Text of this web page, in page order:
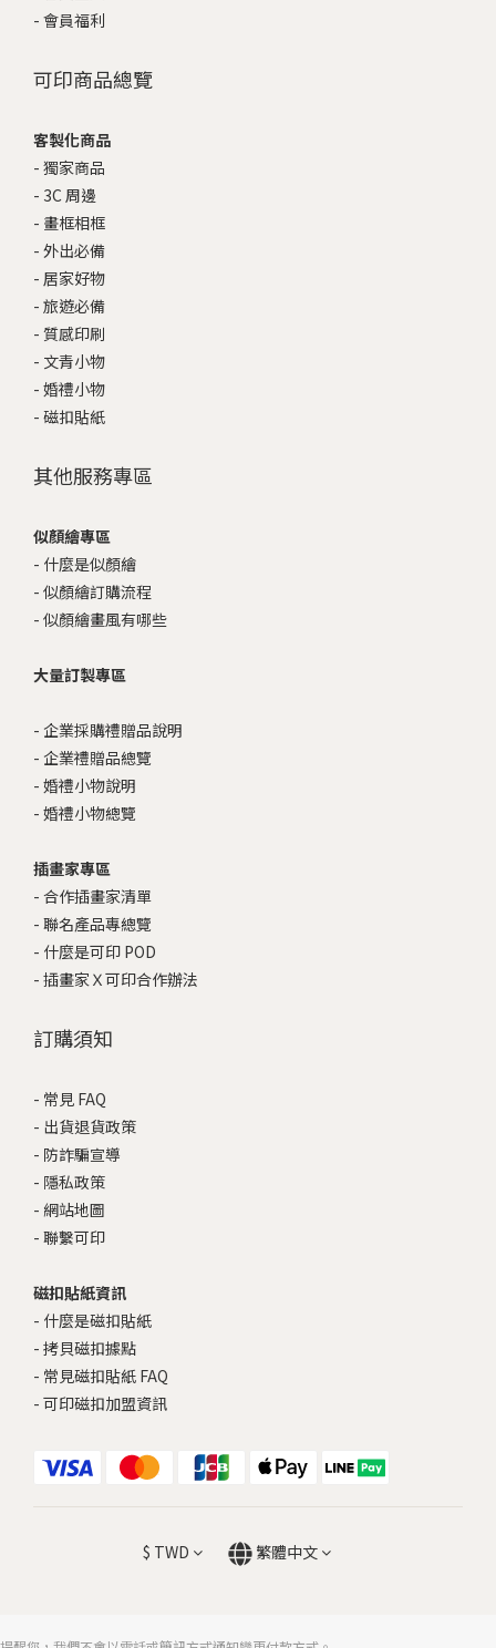
- 會員福利
可印商品總覽
客製化商品
- 獨家商品
- 3C 周邊
- 畫框相框
- 外出必備
- 居家好物
- 旅遊必備
- 質感印刷
- 文青小物
- 婚禮小物
- 磁扣貼紙
其他服務專區
似顏繪專區
- 什麼是似顏繪
- 似顏繪訂購流程
- 似顏繪畫風有哪些
大量訂製專區
- 企業採購禮贈品說明
- 企業禮贈品總覽
- 婚禮小物說明
- 婚禮小物總覽
插畫家專區
- 合作插畫家清單
- 聯名產品專總覽
- 什麼是可印 POD
- 插畫家Ｘ可印合作辦法
訂購須知
- 常見 FAQ
- 出貨退貨政策
- 防詐騙宣導
- 隱私政策
- 網站地圖
- 聯繫可印
磁扣貼紙資訊
- 什麼是磁扣貼紙
- 拷貝磁扣據點
- 常見磁扣貼紙 FAQ
- 可印磁扣加盟資訊
$ TWD 繁體中文